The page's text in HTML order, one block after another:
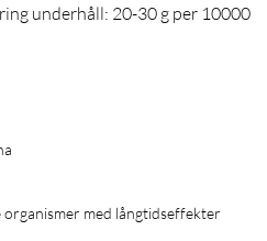
underhåll: 20-30 g per 10000
med långtidseffekter